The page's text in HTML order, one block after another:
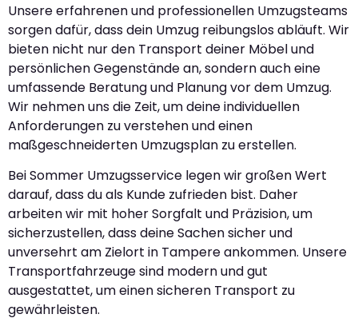
Unsere erfahrenen und professionellen Umzugsteams
sorgen dafür, dass dein Umzug reibungslos abläuft. Wir
bieten nicht nur den Transport deiner Möbel und
persönlichen Gegenstände an, sondern auch eine
umfassende Beratung und Planung vor dem Umzug.
Wir nehmen uns die Zeit, um deine individuellen
Anforderungen zu verstehen und einen
maßgeschneiderten Umzugsplan zu erstellen.
Bei Sommer Umzugsservice legen wir großen Wert
darauf, dass du als Kunde zufrieden bist. Daher
arbeiten wir mit hoher Sorgfalt und Präzision, um
sicherzustellen, dass deine Sachen sicher und
unversehrt am Zielort in Tampere ankommen. Unsere
Transportfahrzeuge sind modern und gut
ausgestattet, um einen sicheren Transport zu
gewährleisten.